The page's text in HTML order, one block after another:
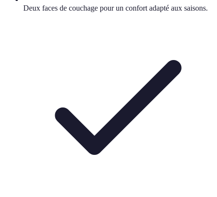
Deux faces de couchage pour un confort adapté aux saisons.